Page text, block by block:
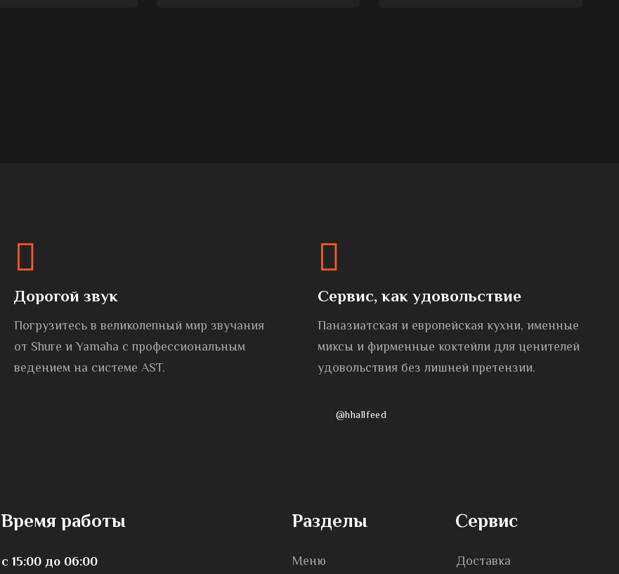
Дорогой звук
Погрузитесь в великолепный мир звучания
от Shure и Yamaha с профессиональным
ведением на системе AST.
Сервис, как удовольствие
Паназиатская и европейская кухни, именные
миксы и фирменные коктейли для ценителей
удовольствия без лишней претензии.
@hhallfeed
Время работы
с 15:00 до 06:00
Разделы
Меню
Сервис
Доставка